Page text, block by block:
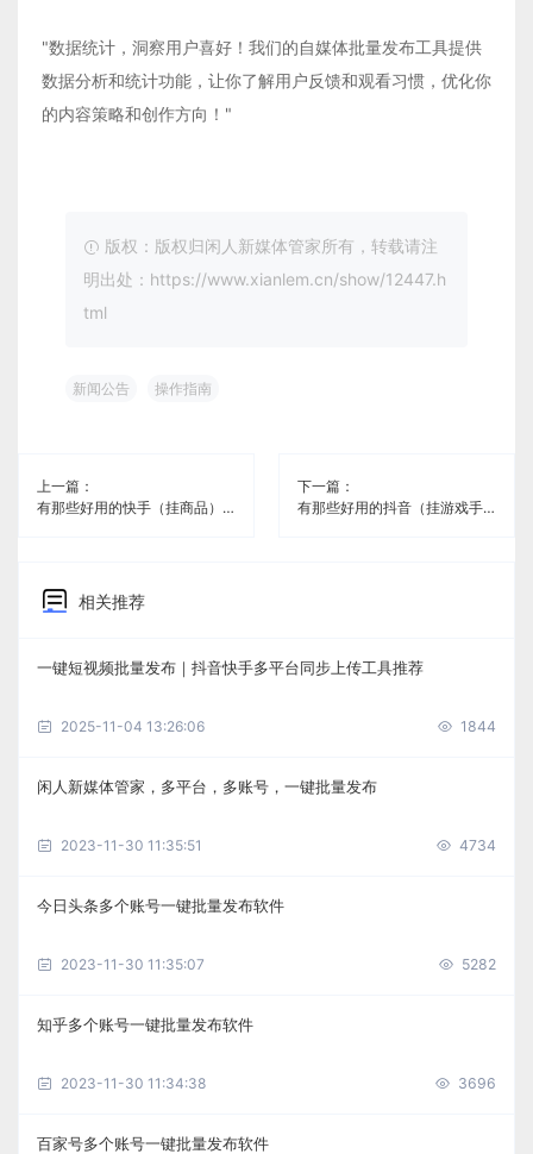
"数据统计，洞察用户喜好！我们的自媒体批量发布工具提供
数据分析和统计功能，让你了解用户反馈和观看习惯，优化你
的内容策略和创作方向！"
版权：版权归闲人新媒体管家所有，转载请注
明出处：https://www.xianlem.cn/show/12447.h
tml
新闻公告 操作指南
上一篇：
有那些好用的快手（挂商品）一键分发免费工具《闲人新媒体管家》
下一篇：
有那些好用的抖音（挂游戏手柄）一键分发免费工具《闲人新媒体管家》
相关推荐
一键短视频批量发布｜抖音快手多平台同步上传工具推荐
2025-11-04 13:26:06 1844
闲人新媒体管家，多平台，多账号，一键批量发布
2023-11-30 11:35:51 4734
今日头条多个账号一键批量发布软件
2023-11-30 11:35:07 5282
知乎多个账号一键批量发布软件
2023-11-30 11:34:38 3696
百家号多个账号一键批量发布软件